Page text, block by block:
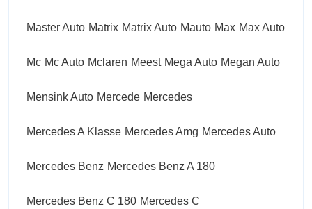
Master Auto Matrix Matrix Auto Mauto Max Max Auto
Mc Mc Auto Mclaren Meest Mega Auto Megan Auto
Mensink Auto Mercede Mercedes
Mercedes A Klasse Mercedes Amg Mercedes Auto
Mercedes Benz Mercedes Benz A 180
Mercedes Benz C 180 Mercedes C